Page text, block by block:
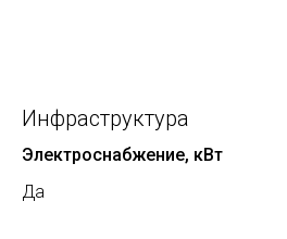
Инфраструктура
Электроснабжение, кВт
Да